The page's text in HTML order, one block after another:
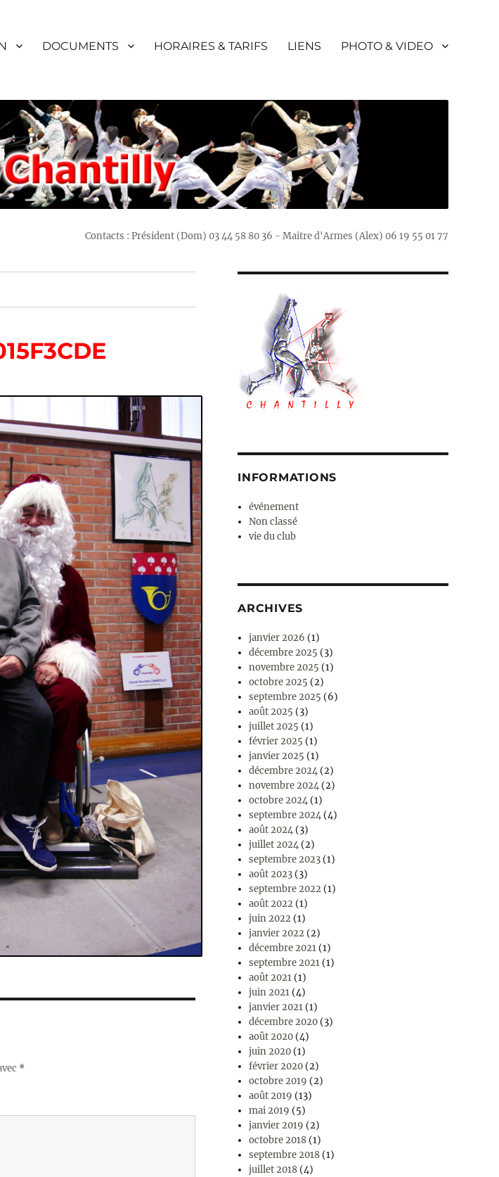
DOCUMENTS HORAIRES & TARIFS LIENS PHOTO & VIDEO
Contacts : Président (Dom) 03 44 58 80 36 - Maitre d'Armes (Alex) 06 19 55 01 77
*
INFORMATIONS
événement
Non classé
vie du club
ARCHIVES
janvier 2026 (1)
décembre 2025 (3)
novembre 2025 (1)
octobre 2025 (2)
septembre 2025 (6)
août 2025 (3)
juillet 2025 (1)
février 2025 (1)
janvier 2025 (1)
décembre 2024 (2)
novembre 2024 (2)
octobre 2024 (1)
septembre 2024 (4)
août 2024 (3)
juillet 2024 (2)
septembre 2023 (1)
août 2023 (3)
septembre 2022 (1)
août 2022 (1)
juin 2022 (1)
janvier 2022 (2)
décembre 2021 (1)
septembre 2021 (1)
août 2021 (1)
juin 2021 (4)
janvier 2021 (1)
décembre 2020 (3)
août 2020 (4)
juin 2020 (1)
février 2020 (2)
octobre 2019 (2)
août 2019 (13)
mai 2019 (5)
janvier 2019 (2)
octobre 2018 (1)
septembre 2018 (1)
juillet 2018 (4)